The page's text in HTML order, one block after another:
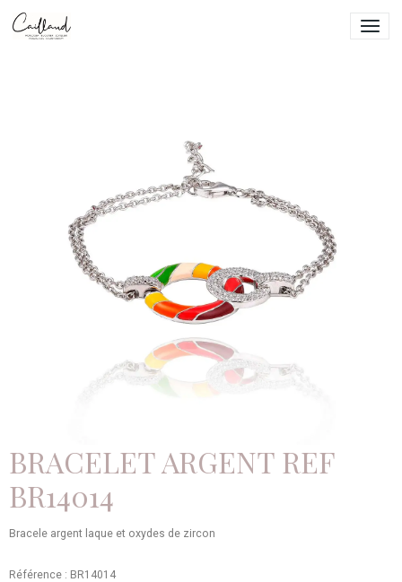
BRACELET ARGENT REF
BR14014
Bracele argent laque et oxydes de zircon
Référence : BR14014